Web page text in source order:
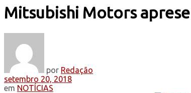
Mitsubishi Motors
por Redação
setembro 20, 2018
em NOTÍCIAS